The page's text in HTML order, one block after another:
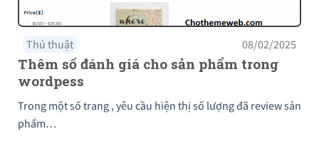
Thủ thuật 08/02/2025
Thêm số đánh giá cho sản phẩm trong
wordpess
Trong một số trang , yêu cầu hiện thị số lượng đã review sản
phẩm…